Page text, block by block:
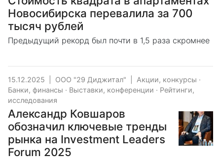
Новосибирска перевалила за 700
тысяч рублей
Предыдущий рекорд был почти в 1,5 раза скромнее
15.12.2025 ООО "29 Диджитал" Акции, конкурсы ·
Банки, финансы · Выставки, конференции · Рейтинги,
исследования
Александр Ковшаров
обозначил ключевые тренды
рынка на Investment Leaders
Forum 2025